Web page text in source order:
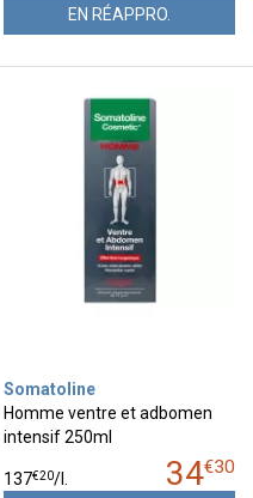
EN RÉAPPRO.
Somatoline
Homme ventre et adbomen
intensif 250ml
34€30
137€20/l.